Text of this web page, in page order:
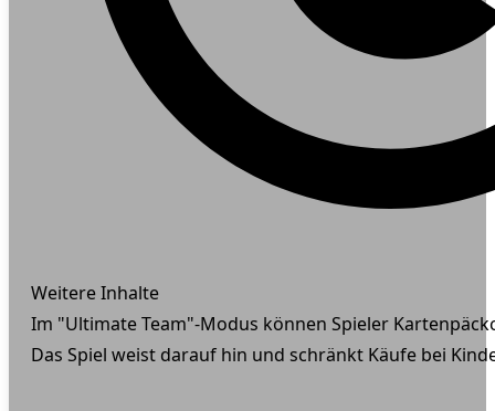
Weitere Inhalte
Im "Ultimate Team"-Modus können Spieler
Das Spiel weist darauf hin und schränkt Käufe bei